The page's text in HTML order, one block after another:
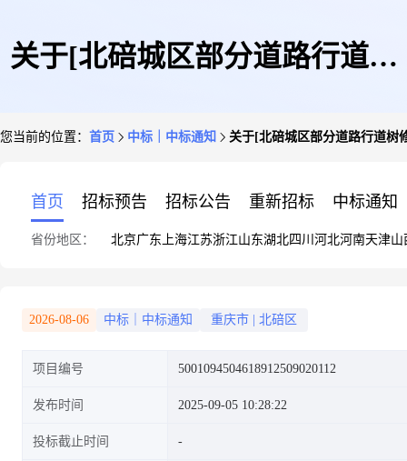
关于[北碚城区部分道路行道树
您当前的位置： 首页 中标｜中标通知 关于[北碚城区部分道路行道树
首页 招标预告 招标公告 重新招标 中标通知
省份地区： 北京广东 上海江苏浙江山东湖北四川 河北河南天津山
2026-08-06 中标｜中标通知 重庆市 北碚区
项目编号 5001094504618912509020112
发布时间 2025-09-05 10:28:22
投标截止时间